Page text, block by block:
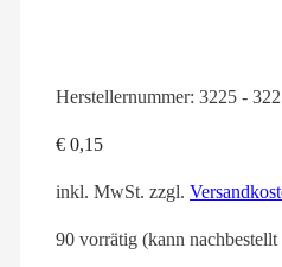
Herstellernummer: 3225 -
€ 0,15
inkl. MwSt. zzgl.
90 vorrätig (kann